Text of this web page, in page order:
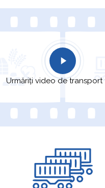
Urmăriți video de transport